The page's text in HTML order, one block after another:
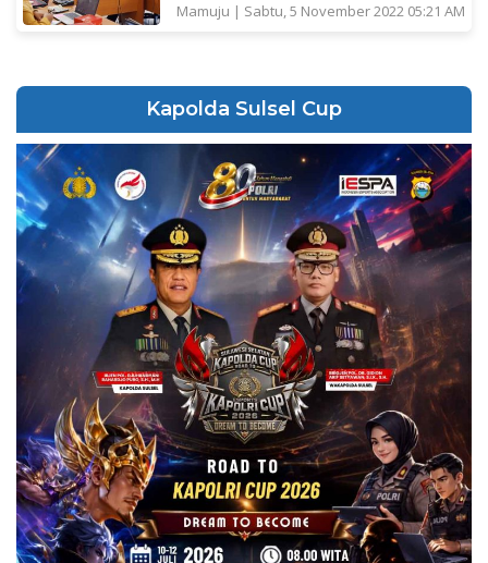
Mamuju | Sabtu, 5 November 2022 05:21 AM
Kapolda Sulsel Cup